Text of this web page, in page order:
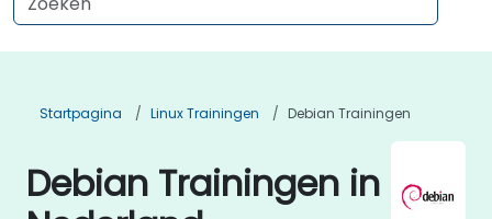
Startpagina Linux Trainingen Debian Trainingen
Debian Trainingen in